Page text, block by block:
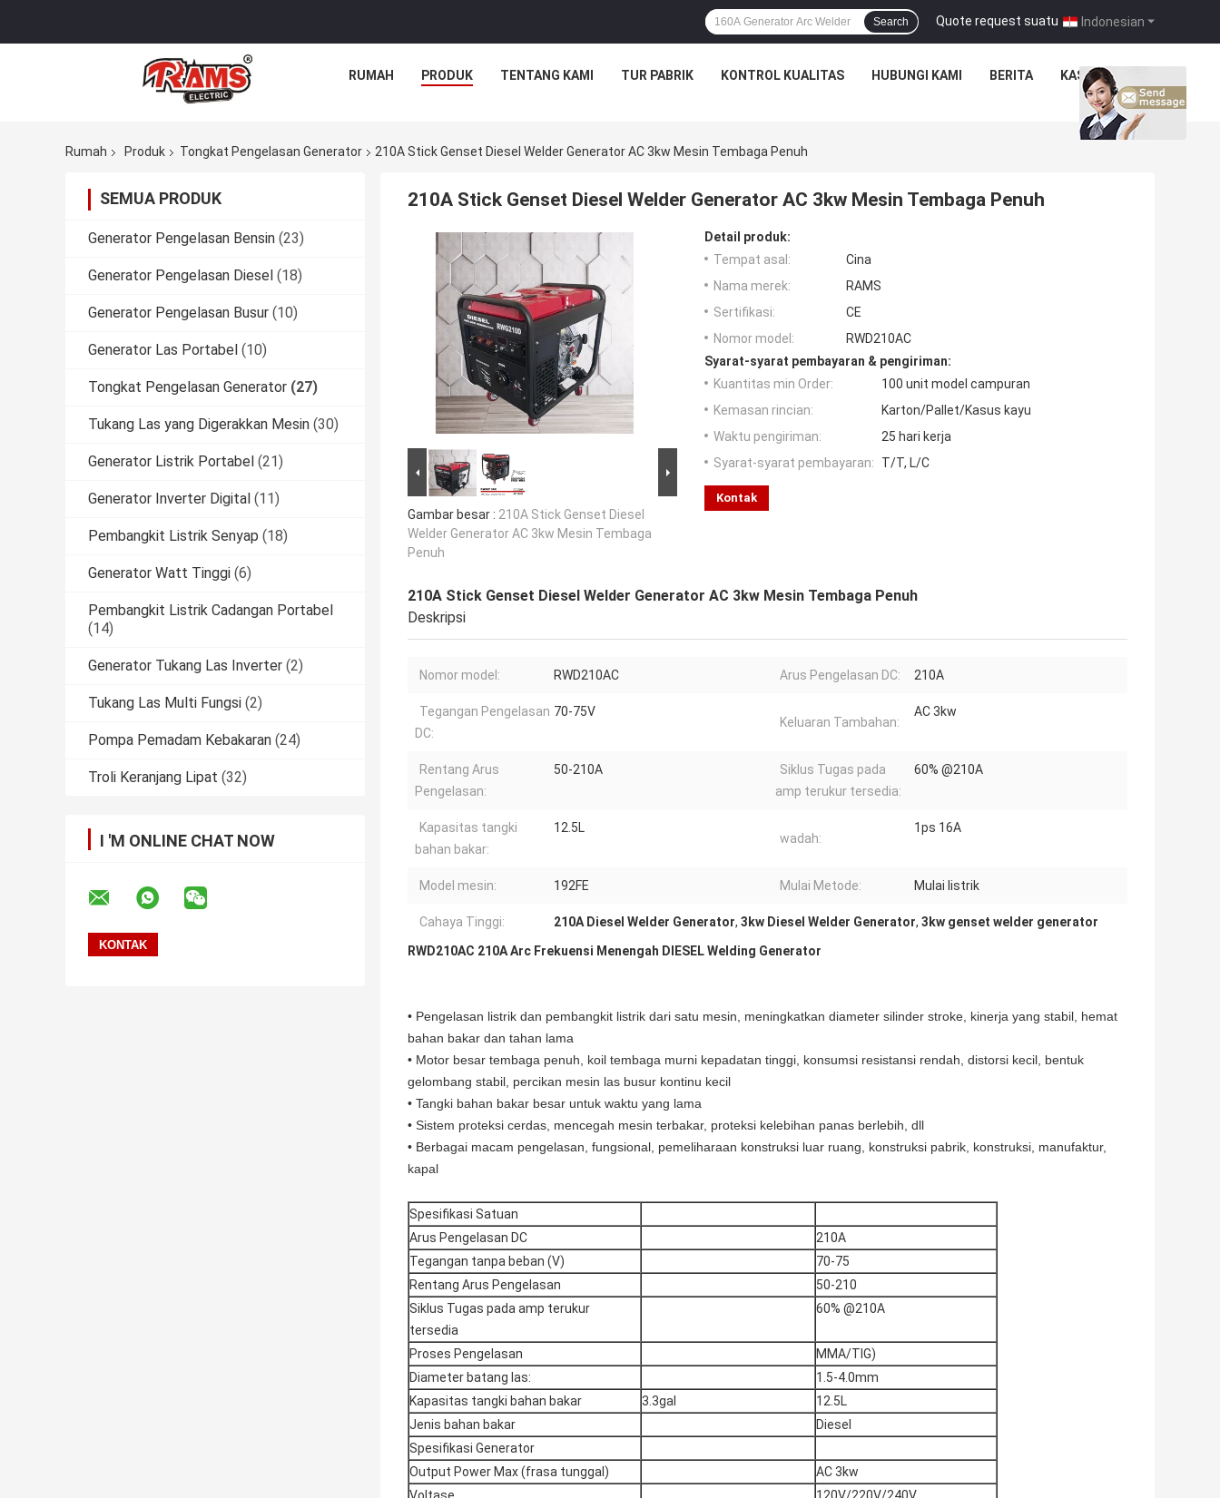
Indonesian
Quote request suatu |
Search
RUMAH PRODUK TENTANG KAMI TUR PABRIK KONTROL KUALITAS HUBUNGI KAMI BERITA KASUS
Rumah Produk Tongkat Pengelasan Generator 210A Stick Genset Diesel Welder Generator AC 3kw Mesin Tembaga Penuh
SEMUA PRODUK
Generator Pengelasan Bensin (23)
Generator Pengelasan Diesel (18)
Generator Pengelasan Busur (10)
Generator Las Portabel (10)
Tongkat Pengelasan Generator (27)
Tukang Las yang Digerakkan Mesin (30)
Generator Listrik Portabel (21)
Generator Inverter Digital (11)
Pembangkit Listrik Senyap (18)
Generator Watt Tinggi (6)
Pembangkit Listrik Cadangan Portabel
(14)
Generator Tukang Las Inverter (2)
Tukang Las Multi Fungsi (2)
Pompa Pemadam Kebakaran (24)
Troli Keranjang Lipat (32)
I 'M ONLINE CHAT NOW
210A Stick Genset Diesel Welder Generator AC 3kw Mesin Tembaga Penuh
Gambar besar : 210A Stick Genset Diesel
Welder Generator AC 3kw Mesin Tembaga
Penuh
Detail produk:
Tempat asal:
Cina
Nama merek:
RAMS
Sertifikasi:
CE
Nomor model:
RWD210AC
Syarat-syarat pembayaran & pengiriman:
Kuantitas min Order:
100 unit model campuran
Kemasan rincian:
Karton/Pallet/Kasus kayu
Waktu pengiriman:
25 hari kerja
Syarat-syarat pembayaran:
T/T, L/C
Kontak
210A Stick Genset Diesel Welder Generator AC 3kw Mesin Tembaga Penuh
Deskripsi
Nomor model: RWD210AC Arus Pengelasan DC: 210A
Tegangan Pengelasan
DC:
70-75V
Keluaran Tambahan:
AC 3kw
Rentang Arus
Pengelasan:
50-210A
Siklus Tugas pada
amp terukur tersedia:
60% @210A
Kapasitas tangki
bahan bakar:
12.5L
wadah:
1ps 16A
Model mesin: 192FE Mulai Metode: Mulai listrik
Cahaya Tinggi: 210A Diesel Welder Generator, 3kw Diesel Welder Generator, 3kw genset welder generator
RWD210AC 210A Arc Frekuensi Menengah DIESEL Welding Generator
• Pengelasan listrik dan pembangkit listrik dari satu mesin, meningkatkan diameter silinder stroke, kinerja yang stabil, hemat
bahan bakar dan tahan lama
• Motor besar tembaga penuh, koil tembaga murni kepadatan tinggi, konsumsi resistansi rendah, distorsi kecil, bentuk
gelombang stabil, percikan mesin las busur kontinu kecil
• Tangki bahan bakar besar untuk waktu yang lama
• Sistem proteksi cerdas, mencegah mesin terbakar, proteksi kelebihan panas berlebih, dll
• Berbagai macam pengelasan, fungsional, pemeliharaan konstruksi luar ruang, konstruksi pabrik, konstruksi, manufaktur,
kapal
Spesifikasi Satuan
Arus Pengelasan DC
210A
Tegangan tanpa beban (V)
70-75
Rentang Arus Pengelasan
50-210
Siklus Tugas pada amp terukur
tersedia
60% @210A
Proses Pengelasan
MMA/TIG)
Diameter batang las:
1.5-4.0mm
Kapasitas tangki bahan bakar
3.3gal
12.5L
Jenis bahan bakar
Diesel
Spesifikasi Generator
Output Power Max (frasa tunggal)
AC 3kw